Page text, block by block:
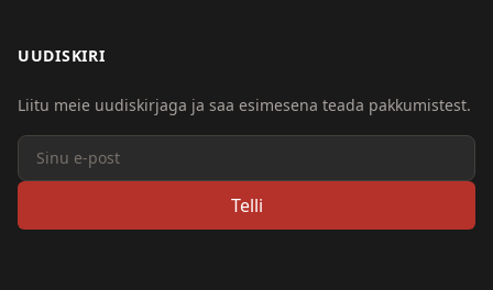
UUDISKIRI
Liitu meie uudiskirjaga ja saa esimesena teada pakkumistest.
Telli